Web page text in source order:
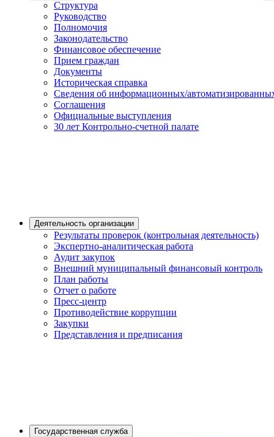
Структура
Руководство
Полномочия
Законодательство
Финансовое обеспечение
Прием граждан
Документы
Историческая справка
Сведения об информационных/
Соглашения
Официальные выступления
30 лет Контрольно-счетной палате
Деятельность организации
Результаты проверок (контрольная деятельность)
Экспертно-аналитическая работа
Аудит закупок
Внешний муниципальный финансовый контроль
План работы
Отчет о работе
Пресс-центр
Противодействие коррупции
Закупки
Представления и предписания
Государственная служба